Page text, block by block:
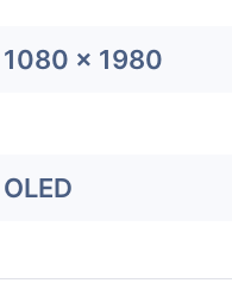
1080 x 1980
OLED